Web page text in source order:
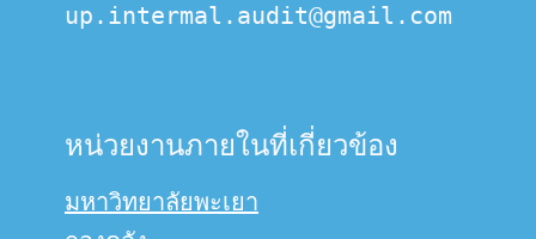
up.intermal.audit@gmail.com
หน่วยงานภายในที่เกี่ยวข้อง
มหาวิทยาลัยพะเยา